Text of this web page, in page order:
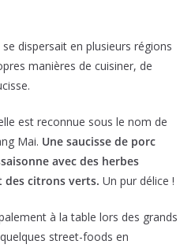
dispersait en plusieurs régions
manières de cuisiner, de
est reconnue sous le nom de
Mai. Une saucisse de porc
avec des herbes
des citrons verts. Un pur délice !
à la table lors des grands
street-foods en